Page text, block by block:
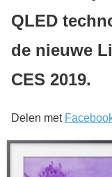
QLED
de nieuwe
CES 2019.
Delen met